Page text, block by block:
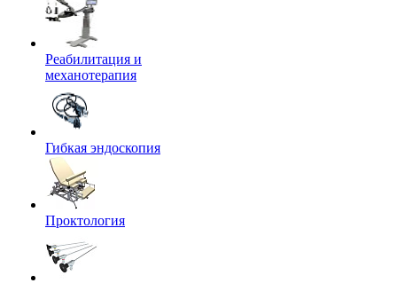
Реабилитация и
механотерапия
Гибкая эндоскопия
Проктология